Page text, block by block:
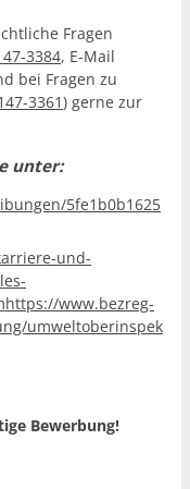
Fragen
3384, E-Mail
bei Fragen zu
3361) gerne zur
unter:
5fe1b0b1625
und-
www.bezreg-
umweltoberinspek
Bewerbung!